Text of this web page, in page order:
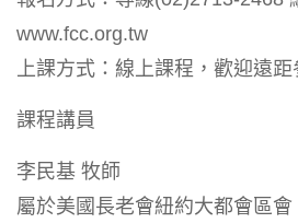
www.fcc.org.tw
上課方式：線上課程，歡迎遠距
課程講員
李民基 牧師
屬於美國長老會紐約大都會區